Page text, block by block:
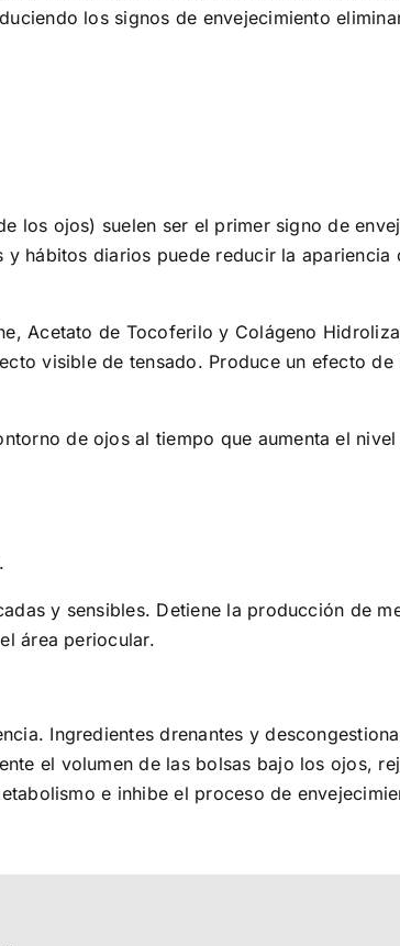
los signos de envejecimiento
los ojos) suelen ser el primer signo de
hábitos diarios puede reducir la apariencia
Acetato de Tocoferilo y Colágeno
visible de tensado. Produce un efecto
de ojos al tiempo que aumenta el
y sensibles. Detiene la producción de
área periocular.
Ingredientes drenantes y
el volumen de las bolsas bajo los ojos,
e inhibe el proceso de